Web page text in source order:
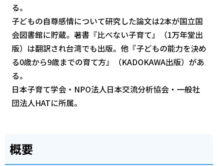
る。
子どもの自尊感情について研究した論文は2本が国立国
会図書館に貯蔵。著書『比べない子育て』（1万年堂出
版）は翻訳され台湾でも出版。他『子どもの能力を決め
る0歳から9歳までの育て方』（KADOKAWA出版）があ
る。
日本子育て学会・NPO法人日本交流分析協会・一般社
団法人HATに所属。
概要